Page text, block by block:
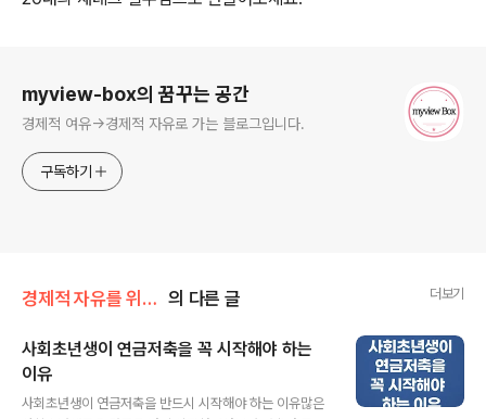
myview-box의 꿈꾸는 공간
경제적 여유->경제적 자유로 가는 블로그입니다.
구독하기
경제적 자유를 위한 길 의 다른 글 더보기
사회초년생이 연금저축을 꼭 시작해야 하는
이유
사회초년생이 연금저축을 반드시 시작해야 하는 이유많은